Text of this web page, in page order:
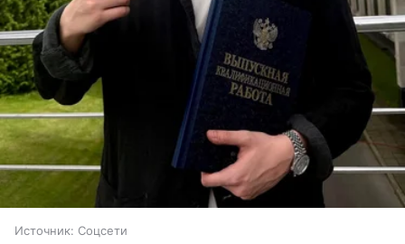
Источник: Соцсети